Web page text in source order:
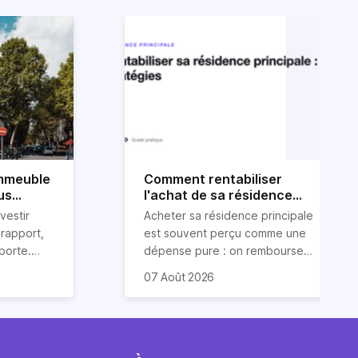
condition
Comment rentabiliser
l'achat de sa résidence
principale : 6 stratégies
Acheter sa résidence principale
est souvent perçu comme une
dépense pure : on rembourse
méthode, une résidence
favorable, parce que le
07 Août 2026